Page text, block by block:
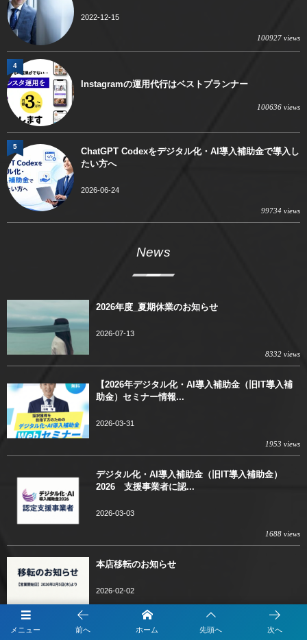
メニュー 前へ ホーム 先頭へ 次へ
2022-12-15
100927 views
Instagramの運用代行はベストプランナー
100636 views
4
ChatGPT Codexをデジタル化・AI導入補助金で導入し
たい方へ
2026-06-24
99734 views
5
News
2026年度_夏期休業のお知らせ
2026-07-13
8332 views
【2026年デジタル化・AI導入補助金（旧IT導入補
助金）セミナー情報...
2026-03-31
1953 views
デジタル化・AI導入補助金（旧IT導入補助金）
2026 支援事業者に認...
2026-03-03
1688 views
本店移転のお知らせ
2026-02-02
1054 views